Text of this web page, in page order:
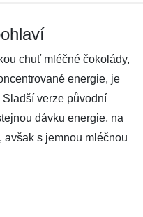
chuť mléčné čokolády,
energie, je
verze původní
dávku energie, na
avšak s jemnou mléčnou